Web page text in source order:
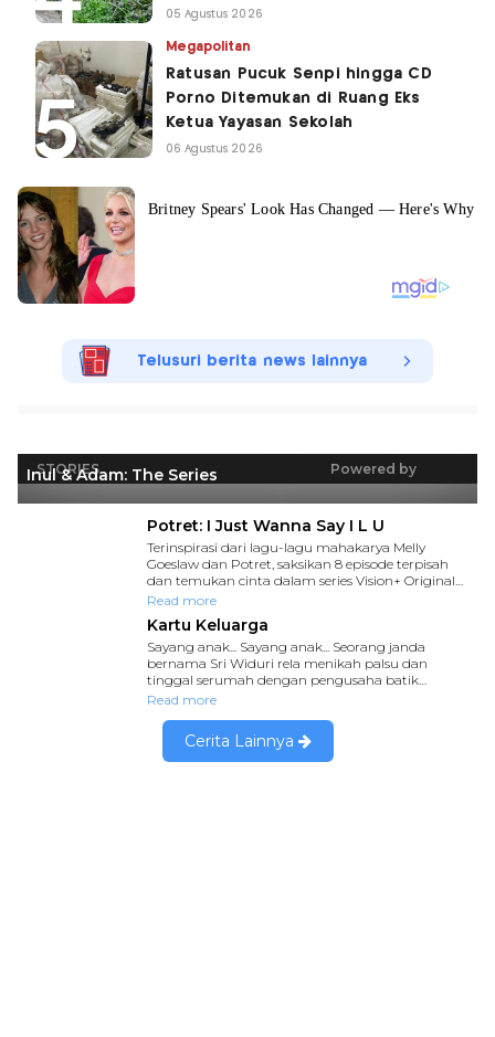
05 Agustus 2026
Megapolitan
Ratusan Pucuk Senpi hingga CD
Porno Ditemukan di Ruang Eks
Ketua Yayasan Sekolah
06 Agustus 2026
Telusuri berita news lainnya